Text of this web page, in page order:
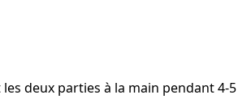
deux parties à la main pendant 4-5